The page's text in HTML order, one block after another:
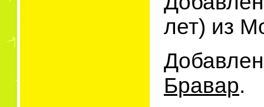
лет) из
Бравар.